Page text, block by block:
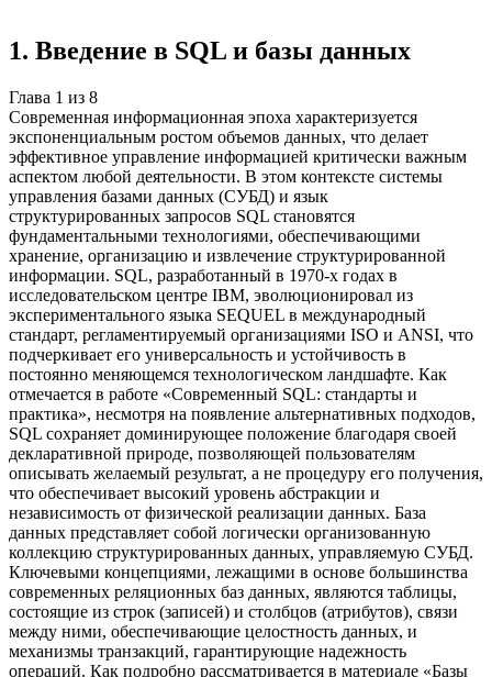
1. Введение в SQL и базы данных
Глава 1 из 8
Современная информационная эпоха характеризуется
экспоненциальным ростом объемов данных, что делает
эффективное управление информацией критически важным
аспектом любой деятельности. В этом контексте системы
управления базами данных (СУБД) и язык
структурированных запросов SQL становятся
фундаментальными технологиями, обеспечивающими
хранение, организацию и извлечение структурированной
информации. SQL, разработанный в 1970-х годах в
исследовательском центре IBM, эволюционировал из
экспериментального языка SEQUEL в международный
стандарт, регламентируемый организациями ISO и ANSI, что
подчеркивает его универсальность и устойчивость в
постоянно меняющемся технологическом ландшафте. Как
отмечается в работе «Современный SQL: стандарты и
практика», несмотря на появление альтернативных подходов,
SQL сохраняет доминирующее положение благодаря своей
декларативной природе, позволяющей пользователям
описывать желаемый результат, а не процедуру его получения,
что обеспечивает высокий уровень абстракции и
независимость от физической реализации данных. База
данных представляет собой логически организованную
коллекцию структурированных данных, управляемую СУБД.
Ключевыми концепциями, лежащими в основе большинства
современных реляционных баз данных, являются таблицы,
состоящие из строк (записей) и столбцов (атрибутов), связи
между ними, обеспечивающие целостность данных, и
механизмы транзакций, гарантирующие надежность
операций. Как подробно рассматривается в материале «Базы